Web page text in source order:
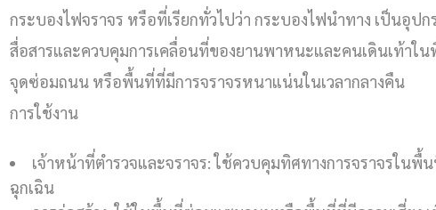
กระบองไฟจราจร หรือที่เรียกทั่วไปว่า กระบองไฟนำทาง เป็นอุ
สื่อสารและควบคุมการเคลื่อนที่ของยานพาหนะและคนเดินเท้าใ
จุดซ่อมถนน หรือพื้นที่ที่มีการจราจรหนาแน่นในเวลากลางคืน
การใช้งาน
เจ้าหน้าที่ตำรวจและจราจร: ใช้ควบคุมทิศทางการจราจรใน
ฉุกเฉิน